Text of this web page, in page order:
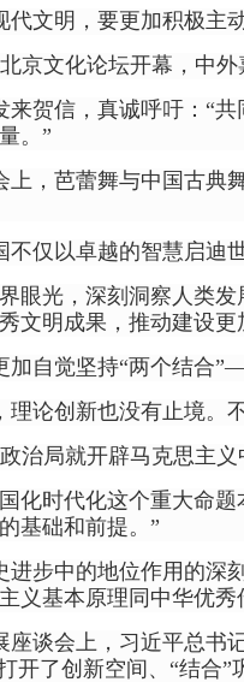
代文明，要更加积极主
京文化论坛开幕，中
来贺信，真诚呼吁：“
。”
上，芭蕾舞与中国古典
不仅以卓越的智慧启迪
眼光，深刻洞察人类
文明成果，推动建设
加自觉坚持“两个结合
理论创新也没有止境。
治局就开辟马克思主
化时代化这个重大命
基础和前提。”
进步中的地位作用的深
义基本原理同中华优
座谈会上，习近平总书
开了创新空间、“结合”